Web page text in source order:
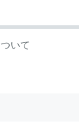
いて